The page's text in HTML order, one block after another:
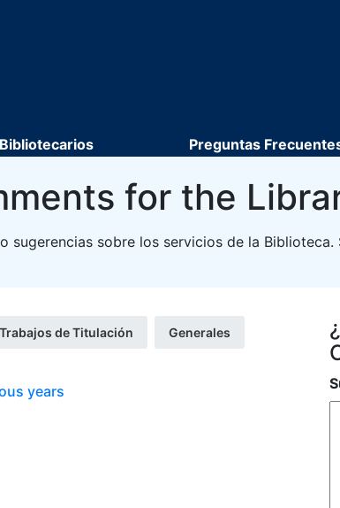
Bibliotecarios Preguntas
for the
sugerencias sobre los servicios de la
Trabajos de Titulación Generales
years